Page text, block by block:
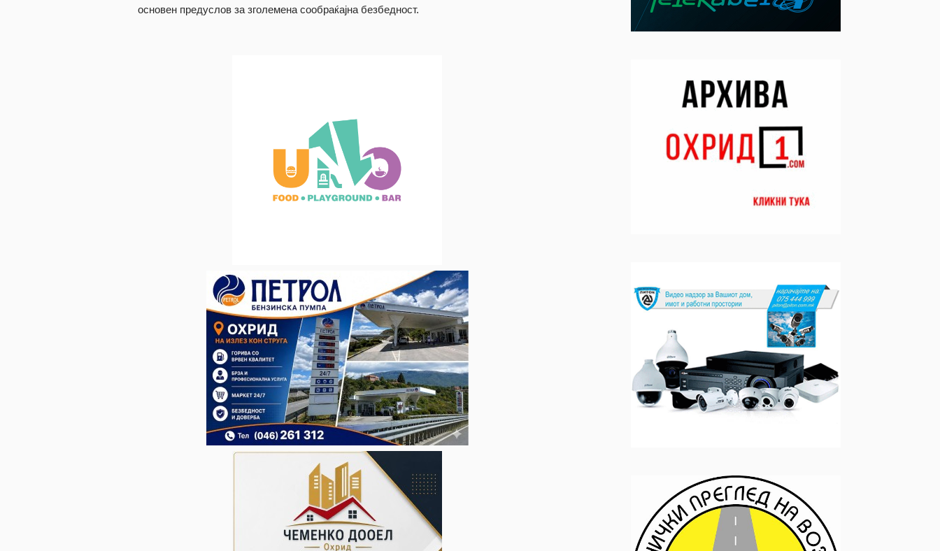
основен предуслов за зголемена сообраќајна безбедност.